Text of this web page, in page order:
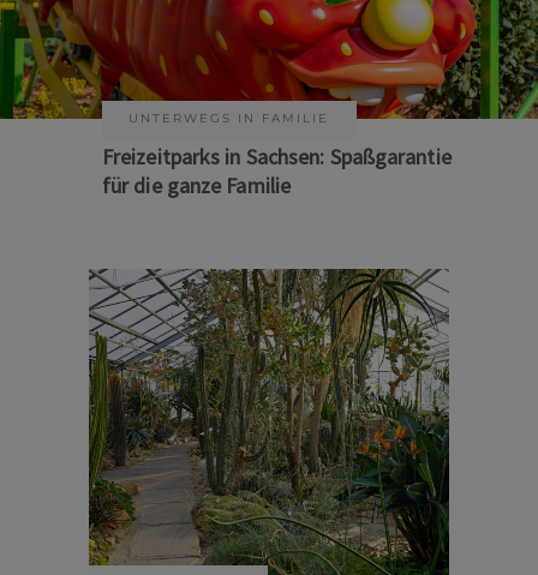
UNTERWEGS IN FAMILIE
Freizeitparks in Sachsen: Spaßgarantie
für die ganze Familie
KUNST & KULTUR
Sommer auf Sachsens Theaterbühnen